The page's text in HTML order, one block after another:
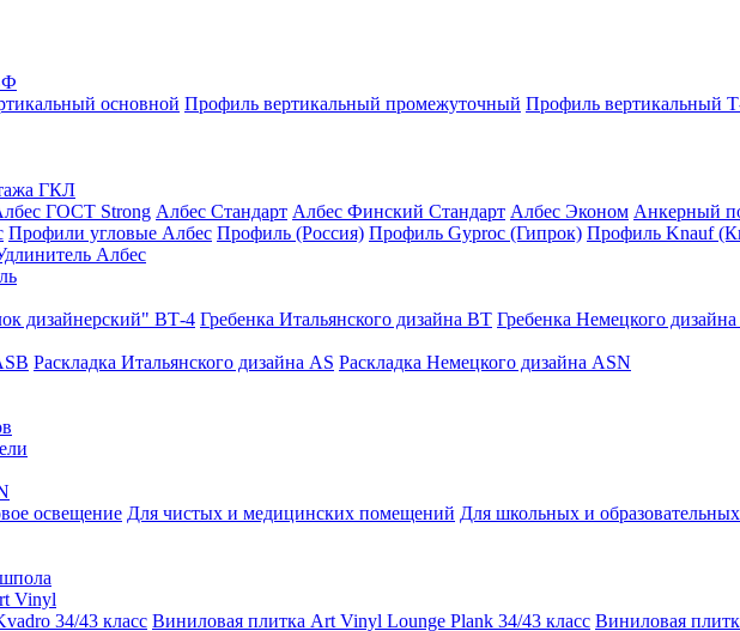
основной Профиль вертикальный промежуточный Профиль вертикальный
ГКЛ
ГОСТ Strong Албес Стандарт Албес Финский Стандарт Албес Эконом Анкерный
Профили угловые Албес Профиль (Россия) Профиль Gyproc (Гипрок) Профиль Knauf
Албес
дизайнерский" ВТ-4 Гребенка Итальянского дизайна BT Гребенка Немецкого
Раскладка Итальянского дизайна AS Раскладка Немецкого дизайна АSN
освещение Для чистых и медицинских помещений Для школьных и
Vinyl
34/43 класс Виниловая плитка Art Vinyl Lounge Plank 34/43 класс Виниловая